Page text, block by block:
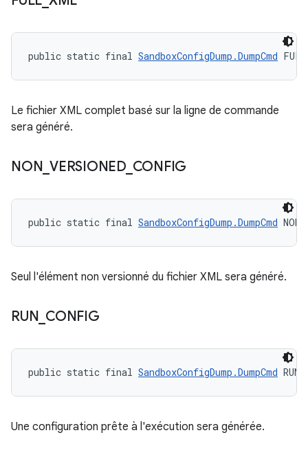
public static final SandboxConfigDump.DumpCmd
Le fichier XML complet basé sur la ligne de commande
sera généré.
NON VERSIONED_ CONFIG
public static final SandboxConfigDump.DumpCmd
Seul l'élément non versionné du fichier XML sera généré.
RUN CONFIG
public static final SandboxConfigDump.DumpCmd
Une configuration prête à l'exécution sera générée.